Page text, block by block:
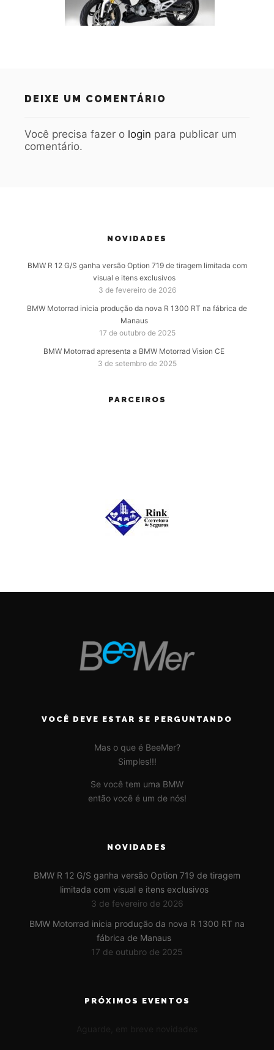
DEIXE UM COMENTÁRIO
Você precisa fazer o login para publicar um
comentário.
NOVIDADES
BMW R 12 G/S ganha versão Option 719 de tiragem limitada com
visual e itens exclusivos
3 de fevereiro de 2026
BMW Motorrad inicia produção da nova R 1300 RT na fábrica de
Manaus
17 de outubro de 2025
BMW Motorrad apresenta a BMW Motorrad Vision CE
3 de setembro de 2025
PARCEIROS
VOCÊ DEVE ESTAR SE PERGUNTANDO
Mas o que é BeeMer?
Simples!!!
Se você tem uma BMW
então você é um de nós!
NOVIDADES
BMW R 12 G/S ganha versão Option 719 de tiragem
limitada com visual e itens exclusivos
3 de fevereiro de 2026
BMW Motorrad inicia produção da nova R 1300 RT na
fábrica de Manaus
17 de outubro de 2025
PRÓXIMOS EVENTOS